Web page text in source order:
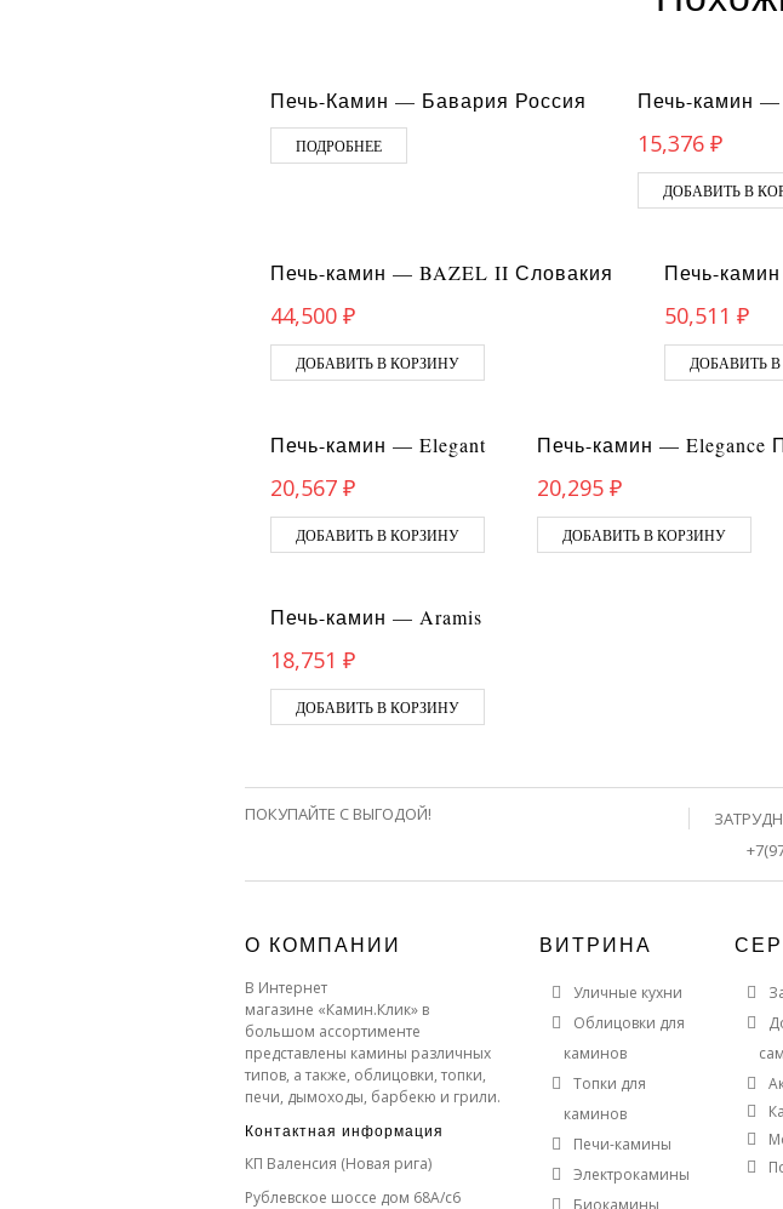
Печь-Камин — Бавария Россия
ПОДРОБНЕЕ
Печь-камин —
15,376 ₽
ДОБАВИТЬ В
Печь-камин — BAZEL II Словакия
44,500 ₽
ДОБАВИТЬ В КОРЗИНУ
Печь-
50,511 ₽
ДОБАВИТЬ
Печь-камин — Elegant
20,567 ₽
ДОБАВИТЬ В КОРЗИНУ
Печь-камин — Elegance
20,295 ₽
ДОБАВИТЬ В КОРЗИНУ
Печь-камин — Aramis
18,751 ₽
ДОБАВИТЬ В КОРЗИНУ
ПОКУПАЙТЕ С ВЫГОДОЙ!
О КОМПАНИИ
В Интернет
магазине «Камин.Клик» в
большом ассортименте
представлены камины различных
типов, а также, облицовки, топки,
печи, дымоходы, барбекю и грили.
Контактная информация
КП Валенсия (Новая рига)
Рублевское шоссе дом 68А/с6
ВИТРИНА
Уличные кухни
Облицовки для
каминов
Топки для
каминов
Печи-камины
Электрокамины
Биокамины